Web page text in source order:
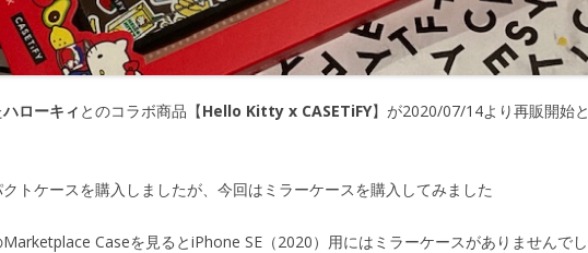
ハローキィ とのコラボ商品【Hello Kitty x CASETiFY】が2020/07/14より再販開始と
トケースを購入しましたが、今回はミラーケースを購入してみました
Caseを見るとiPhone SE（2020）用にはミラーケースがありませんでし